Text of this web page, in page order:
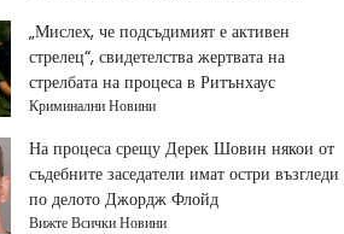
„Мислех, че подсъдимият е активен
стрелец“, свидетелства жертвата на
стрелбата на процеса в Ритънхаус
Криминални Новини
На процеса срещу Дерек Шовин някои от
съдебните заседатели имат остри възгледи
по делото Джордж Флойд
Вижте Всички Новини